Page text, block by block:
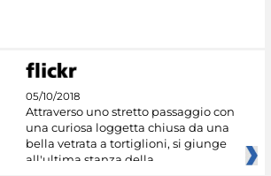
05/10/2018
Attraverso uno stretto passaggio con
una curiosa loggetta chiusa da una
bella vetrata a tortiglioni, si giunge
all'ultima stanza della